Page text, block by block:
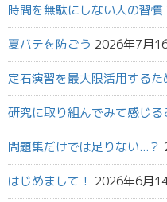
時間を無駄にしない人の習慣
夏バテを防ごう 2026年7月
定石演習を最大限活用するた
研究に取り組んでみて感じる
問題集だけでは足りない...？
はじめまして！ 2026年6月